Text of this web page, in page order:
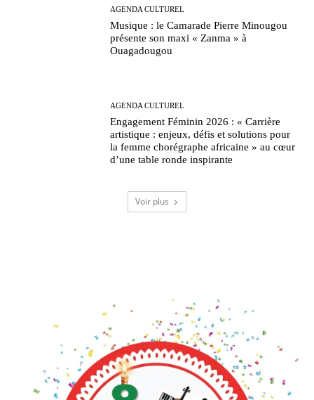
AGENDA CULTUREL
Musique : le Camarade Pierre Minougou
présente son maxi « Zanma » à
Ouagadougou
AGENDA CULTUREL
Engagement Féminin 2026 : « Carrière
artistique : enjeux, défis et solutions pour
la femme chorégraphe africaine » au cœur
d’une table ronde inspirante
Voir plus